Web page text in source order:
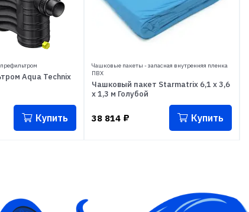
Aqua Technix
Купить
Чашковые пакеты - запасная внутренняя пленка
ПВХ
Чашковый пакет Starmatrix 6,1 х 3,6
х 1,3 м Голубой
38 814 ₽ Купить